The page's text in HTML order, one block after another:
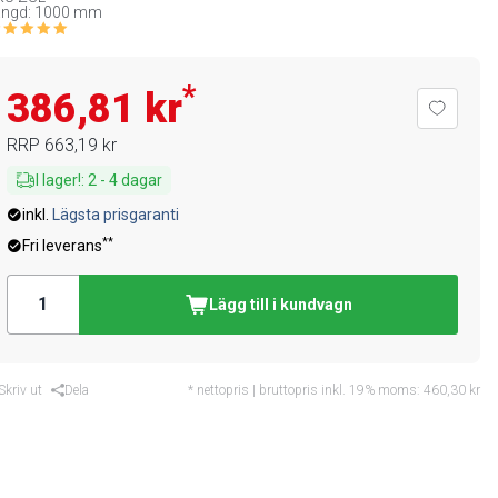
1000 mm
386,81 kr*
RRP 663,19 kr
I lager!: 2 - 4dagar
inkl.
Lägsta prisgaranti
Fri leverans**
Lägg till i kundvagn
ut Dela * nettopris | bruttopris inkl. 19% moms: 460,30 kr